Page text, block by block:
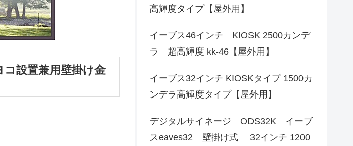
設置兼用壁掛け金
高輝度タイプ【屋外用】
イーブス46インチ KIOSK 2500カンデ
ラ 超高輝度 kk-46【屋外用】
イーブス32インチ KIOSKタイプ 1500カ
ンデラ高輝度タイプ【屋外用】
デジタルサイネージ ODS32K イーブ
スeaves32 壁掛け式 32インチ 1200